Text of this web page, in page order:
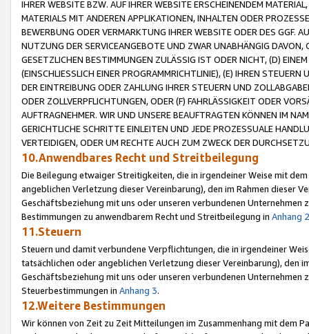
IHRER WEBSITE BZW. AUF IHRER WEBSITE ERSCHEINENDEM
MATERIALS MIT ANDEREN APPLIKATIONEN, INHALTEN ODER
BEWERBUNG ODER VERMARKTUNG IHRER WEBSITE ODER DES GGF.
NUTZUNG DER SERVICEANGEBOTE UND ZWAR UNABHÄNGIG
GESETZLICHEN BESTIMMUNGEN ZULÄSSIG IST ODER NICHT, (D)
(EINSCHLIESSLICH EINER PROGRAMMRICHTLINIE), (E) IHREN
DER EINTREIBUNG ODER ZAHLUNG IHRER STEUERN UND
ODER ZOLLVERPFLICHTUNGEN, ODER (F) FAHRLÄSSIGKEIT ODER
AUFTRAGNEHMER. WIR UND UNSERE BEAUFTRAGTEN KÖNNEN IM
GERICHTLICHE SCHRITTE EINLEITEN UND JEDE PROZESSUALE
VERTEIDIGEN, ODER UM RECHTE AUCH ZUM ZWECK DER
10.Anwendbares Recht und Streitbeilegung
Die Beilegung etwaiger Streitigkeiten, die in irgendeiner Weise mit
angeblichen Verletzung dieser Vereinbarung), den im Rahmen dieser
Geschäftsbeziehung mit uns oder unseren verbundenen
Bestimmungen zu anwendbarem Recht und Streitbeilegung in Anhang 2
11.Steuern
Steuern und damit verbundene Verpflichtungen, die in irgendeiner
tatsächlichen oder angeblichen Verletzung dieser Vereinbarung), den
Geschäftsbeziehung mit uns oder unseren verbundenen
Steuerbestimmungen in Anhang 3.
12.Weitere Bestimmungen
Wir können von Zeit zu Zeit Mitteilungen im Zusammenhang mit dem